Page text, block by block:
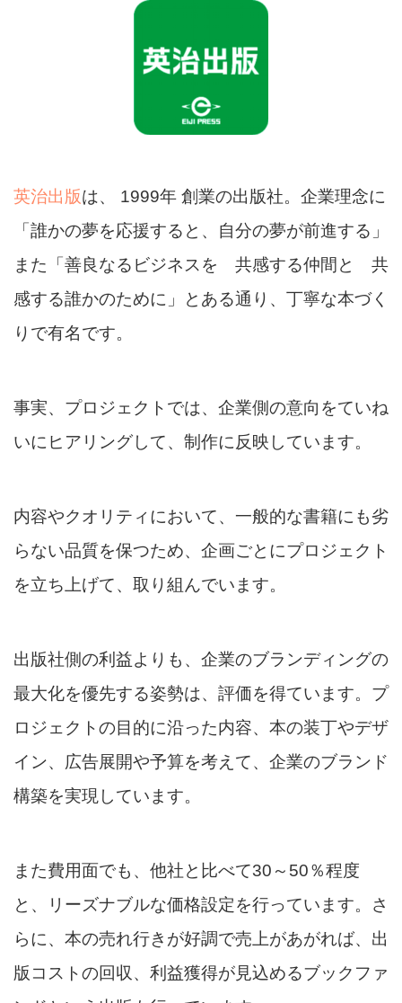
英治出版は、 1999年 創業の出版社。企業理念に
「誰かの夢を応援すると、自分の夢が前進する」
また「善良なるビジネスを 共感する仲間と 共
感する誰かのために」とある通り、丁寧な本づく
りで有名です。
事実、プロジェクトでは、企業側の意向をていね
いにヒアリングして、制作に反映しています。
内容やクオリティにおいて、一般的な書籍にも劣
らない品質を保つため、企画ごとにプロジェクト
を立ち上げて、取り組んでいます。
出版社側の利益よりも、企業のブランディングの
最大化を優先する姿勢は、評価を得ています。プ
ロジェクトの目的に沿った内容、本の装丁やデザ
イン、広告展開や予算を考えて、企業のブランド
構築を実現しています。
また費用面でも、他社と比べて30～50％程度
と、リーズナブルな価格設定を行っています。さ
らに、本の売れ行きが好調で売上があがれば、出
版コストの回収、利益獲得が見込めるブックファ